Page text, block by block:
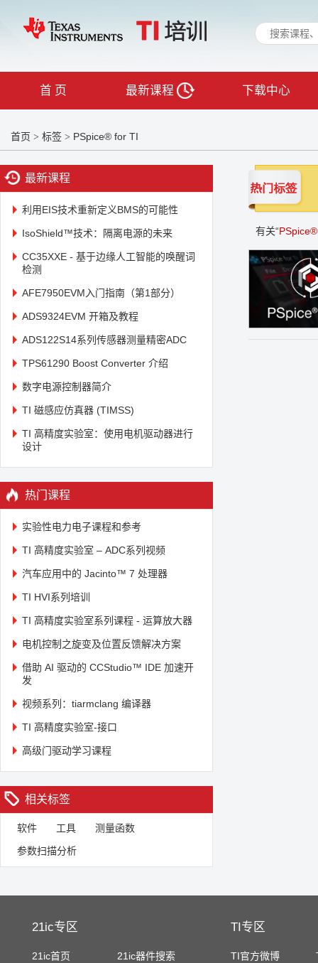
首 页 最新课程 下载中心
首页 > 标签 > PSpice® for TI
最新课程
利用EIS技术重新定义BMS的可能性
IsoShield™技术：隔离电源的未来
CC35XXE - 基于边缘人工智能的唤醒词
检测
AFE7950EVM入门指南（第1部分）
ADS9324EVM 开箱及教程
ADS122S14系列传感器测量精密ADC
TPS61290 Boost Converter 介绍
数字电源控制器简介
TI 磁感应仿真器 (TIMSS)
TI 高精度实验室：使用电机驱动器进行
设计
热门课程
实验性电力电子课程和参考
TI 高精度实验室 – ADC系列视频
汽车应用中的 Jacinto™ 7 处理器
TI HVI系列培训
TI 高精度实验室系列课程 - 运算放大器
电机控制之旋变及位置反馈解决方案
借助 AI 驱动的 CCStudio™ IDE 加速开
发
视频系列：tiarmclang 编译器
TI 高精度实验室-接口
高级门驱动学习课程
相关标签
软件 工具
测量函数
参数扫描分析
有关“
21ic专区
21ic首页
21ic器件搜索
TI专区
TI官方微博